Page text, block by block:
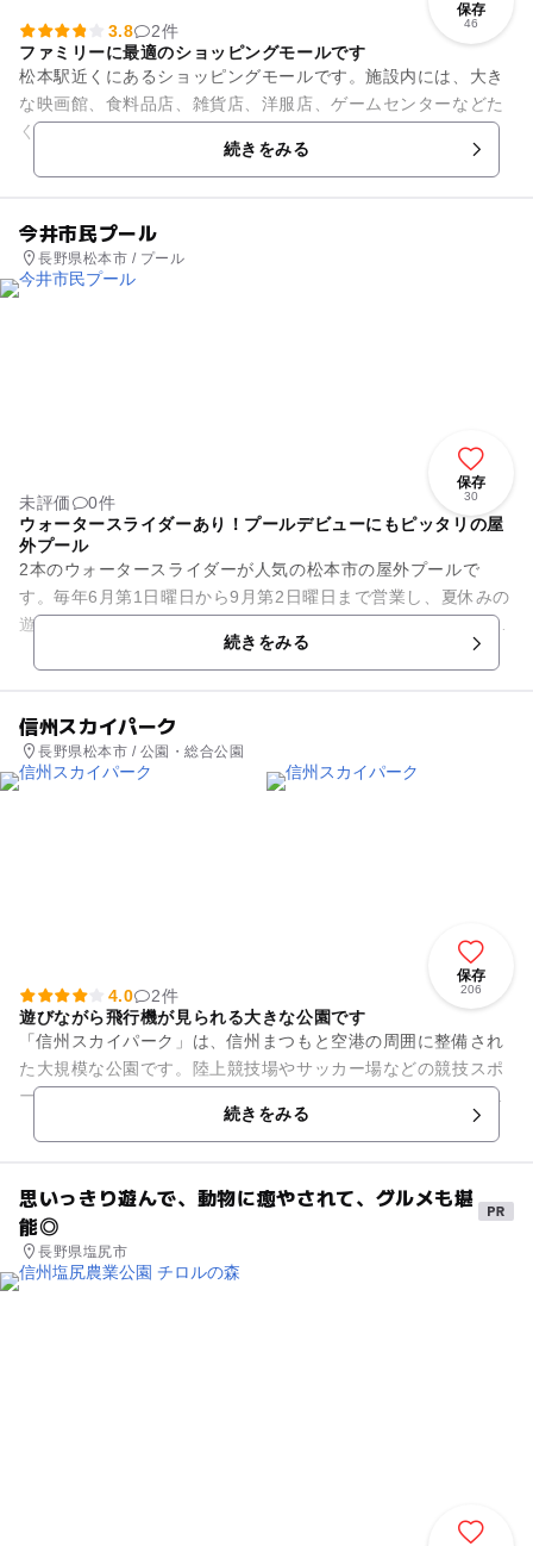
保存
46
3.8
2件
ファミリーに最適のショッピングモールです
松本駅近くにあるショッピングモールです。施設内には、大き
な映画館、食料品店、雑貨店、洋服店、ゲームセンターなどた
くさんのお店が立ち並んでいて1日いても飽きないくらいで
続きをみる
今井市民プール
長野県松本市 / プール
保存
30
未評価
0件
ウォータースライダーあり！プールデビューにもピッタリの屋
外プール
2本のウォータースライダーが人気の松本市の屋外プールで
す。毎年6月第1日曜日から9月第2日曜日まで営業し、夏休みの
遊び場として多くの人々が利用しています。50mプール、25m
続きをみる
信州スカイパーク
長野県松本市 / 公園・総合公園
保存
206
4.0
2件
遊びながら飛行機が見られる大きな公園です
「信州スカイパーク」は、信州まつもと空港の周囲に整備され
た大規模な公園です。陸上競技場やサッカー場などの競技スポ
ーツゾーン、おもしろ自転車広場やパターゴルフなどのファミ
リースポーツゾーン、バーベ...続きをみる
思いっきり遊んで、動物に癒やされて、グルメも堪
能◎
長野県塩尻市